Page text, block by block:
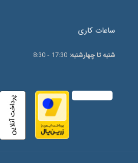
ساعات کاری
شنبه تا چهارشنبه: